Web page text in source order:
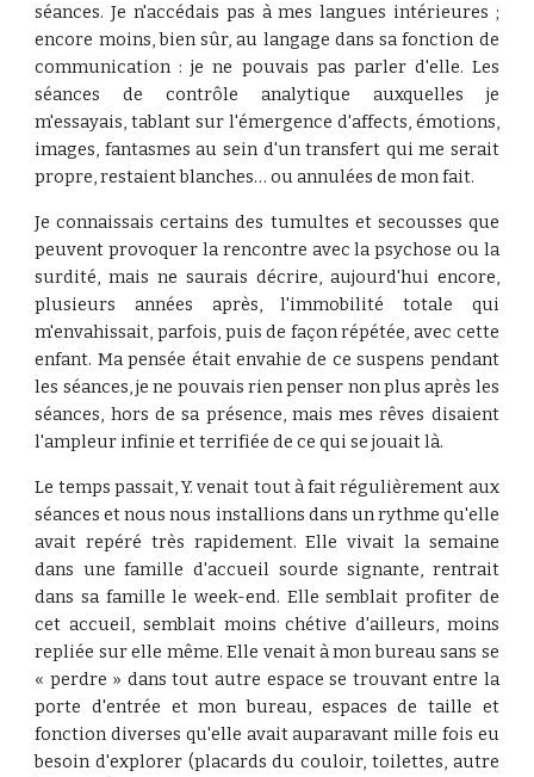
séances. Je n'accédais pas à mes langues intérieures ;
encore moins, bien sûr, au langage dans sa fonction de
communication : je ne pouvais pas parler d'elle. Les
séances de contrôle analytique auxquelles je
m'essayais, tablant sur l'émergence d'affects, émotions,
images, fantasmes au sein d'un transfert qui me serait
propre, restaient blanches… ou annulées de mon fait.
Je connaissais certains des tumultes et secousses que
peuvent provoquer la rencontre avec la psychose ou la
surdité, mais ne saurais décrire, aujourd'hui encore,
plusieurs années après, l'immobilité totale qui
m'envahissait, parfois, puis de façon répétée, avec cette
enfant. Ma pensée était envahie de ce suspens pendant
les séances, je ne pouvais rien penser non plus après les
séances, hors de sa présence, mais mes rêves disaient
l'ampleur infinie et terrifiée de ce qui se jouait là.
Le temps passait, Y. venait tout à fait régulièrement aux
séances et nous nous installions dans un rythme qu'elle
avait repéré très rapidement. Elle vivait la semaine
dans une famille d'accueil sourde signante, rentrait
dans sa famille le week-end. Elle semblait profiter de
cet accueil, semblait moins chétive d'ailleurs, moins
repliée sur elle même. Elle venait à mon bureau sans se
« perdre » dans tout autre espace se trouvant entre la
porte d'entrée et mon bureau, espaces de taille et
fonction diverses qu'elle avait auparavant mille fois eu
besoin d'explorer (placards du couloir, toilettes, autre